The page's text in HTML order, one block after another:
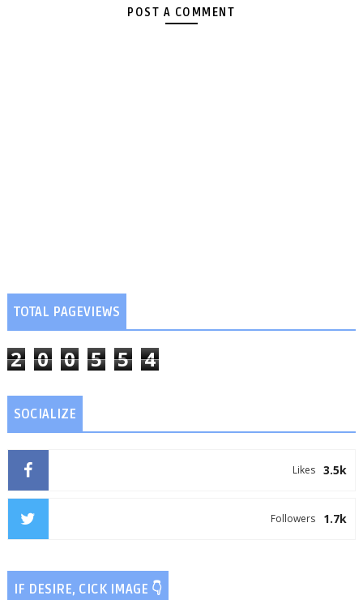
POST A COMMENT
TOTAL PAGEVIEWS
2 0 0 5 5 4
SOCIALIZE
3.5k
Likes
1.7k
Followers
IF DESIRE, CICK IMAGE 👇